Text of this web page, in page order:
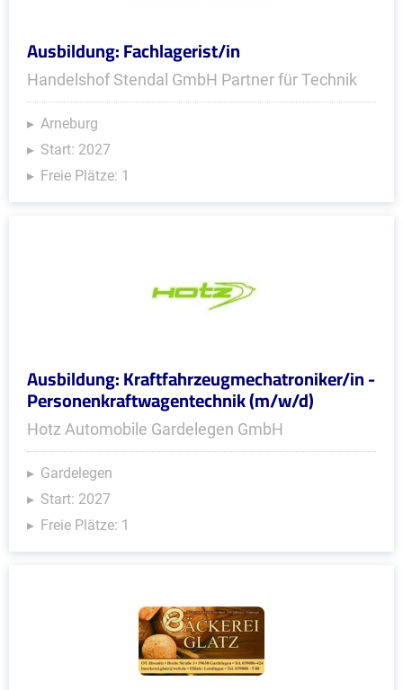
Ausbildung: Fachlagerist/in
Handelshof Stendal GmbH Partner für Technik
Arneburg
Start: 2027
Freie Plätze: 1
Ausbildung: Kraftfahrzeugmechatroniker/in -
Personenkraftwagentechnik (m/w/d)
Hotz Automobile Gardelegen GmbH
Gardelegen
Start: 2027
Freie Plätze: 1